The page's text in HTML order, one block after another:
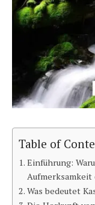
Table of
Einführung:
Was bedeutet